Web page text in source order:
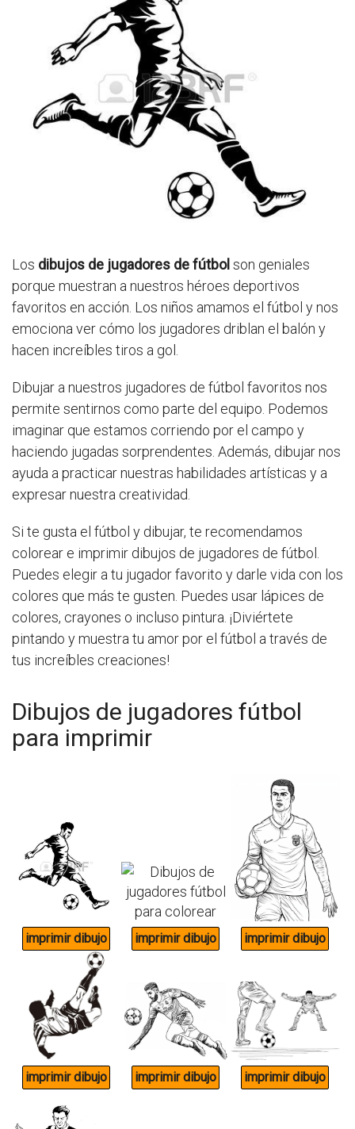
Los dibujos de jugadores de fútbol son geniales
porque muestran a nuestros héroes deportivos
favoritos en acción. Los niños amamos el fútbol y nos
emociona ver cómo los jugadores driblan el balón y
hacen increíbles tiros a gol.
Dibujar a nuestros jugadores de fútbol favoritos nos
permite sentirnos como parte del equipo. Podemos
imaginar que estamos corriendo por el campo y
haciendo jugadas sorprendentes. Además, dibujar nos
ayuda a practicar nuestras habilidades artísticas y a
expresar nuestra creatividad.
Si te gusta el fútbol y dibujar, te recomendamos
colorear e imprimir dibujos de jugadores de fútbol.
Puedes elegir a tu jugador favorito y darle vida con los
colores que más te gusten. Puedes usar lápices de
colores, crayones o incluso pintura. ¡Diviértete
pintando y muestra tu amor por el fútbol a través de
tus increíbles creaciones!
Dibujos de jugadores fútbol
para imprimir